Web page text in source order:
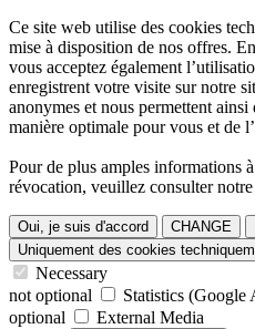
Ce site web utilise des cookies
mise à disposition de nos offres.
vous acceptez également
enregistrent votre visite sur notre
anonymes et nous permettent
manière optimale pour vous et de
Pour de plus amples informations
révocation, veuillez consulter notre
Oui, je suis d'accord CHANGE
Uniquement des cookies
Necessary
not optional
Statistics (Google
optional
External Media